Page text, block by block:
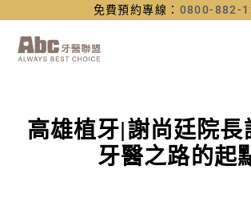
免費預約專線： 0800-882-
高雄植牙|謝尚廷院
牙醫之路的起